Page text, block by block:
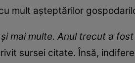
mult așteptărilor
mai multe. Anul trecut a
sursei citate. Însă,